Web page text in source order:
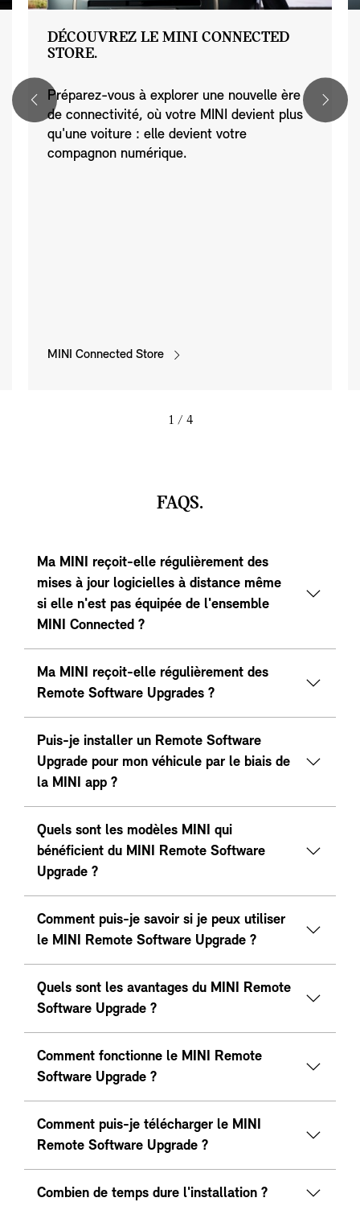
DÉCOUVREZ LE MINI CONNECTED
STORE.
Préparez-vous à explorer une nouvelle ère
de connectivité, où votre MINI devient plus
qu'une voiture : elle devient votre
compagnon numérique.
MINI Connected Store
1 / 4
FAQS.
Ma MINI reçoit-elle régulièrement des
mises à jour logicielles à distance même
si elle n'est pas équipée de l'ensemble
MINI Connected ?
Ma MINI reçoit-elle régulièrement des
Remote Software Upgrades ?
Puis-je installer un Remote Software
Upgrade pour mon véhicule par le biais de
la MINI app ?
Quels sont les modèles MINI qui
bénéficient du MINI Remote Software
Upgrade ?
Comment puis-je savoir si je peux utiliser
le MINI Remote Software Upgrade ?
Quels sont les avantages du MINI Remote
Software Upgrade ?
Comment fonctionne le MINI Remote
Software Upgrade ?
Comment puis-je télécharger le MINI
Remote Software Upgrade ?
Combien de temps dure l'installation ?